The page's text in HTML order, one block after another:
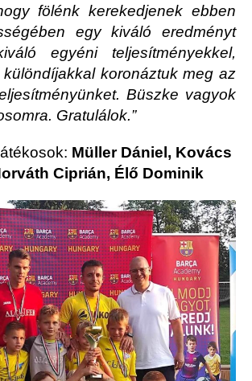
fölénk kerekedjenek ebben
egy kiváló eredményt
egyéni teljesítményekkel,
koronáztuk meg az
Büszke vagyok
Gratulálok.”
Müller Dániel, Kovács
Ciprián, Élő Dominik